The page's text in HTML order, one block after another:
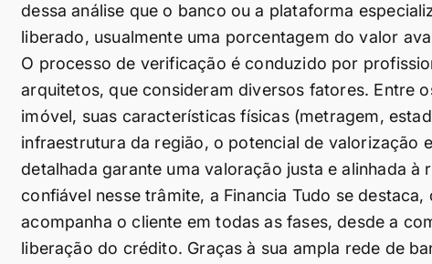
dessa análise que o banco ou a plataforma
liberado, usualmente uma porcentagem do valor
O processo de verificação é conduzido por
arquitetos, que consideram diversos fatores. Entre
imóvel, suas características físicas (metragem,
infraestrutura da região, o potencial de valorização
detalhada garante uma valoração justa e alinhada à
confiável nesse trâmite, a Financia Tudo se
acompanha o cliente em todas as fases, desde a
liberação do crédito. Graças à sua ampla rede de